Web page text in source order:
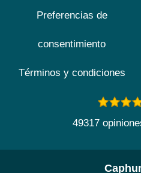
Preferencias de
consentimiento
Términos y condiciones
49317